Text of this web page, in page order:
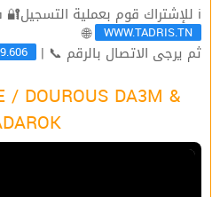
ℹ للإشتراك قوم بعملية التسجيل🔐 في الموقع |
WWW.TADRIS.TN
🌐
ثم يرجى الاتصال بالرقم 📞 |
/ DOUROUS DA3M &